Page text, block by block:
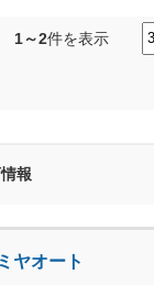
1～2件を表示
報
ヤオート